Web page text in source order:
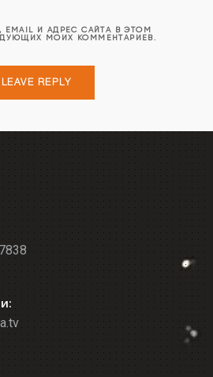
И АДРЕС САЙТА В ЭТОМ
МОИХ КОММЕНТАРИЕВ.